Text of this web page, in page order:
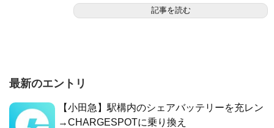
記事を読む
最新のエントリ
【小田急】駅構内のシェアバッテリーを充レン
→CHARGESPOTに乗り換え